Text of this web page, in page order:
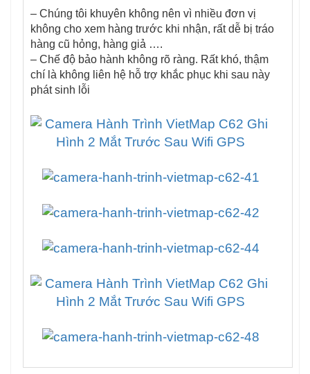
– Chúng tôi khuyên không nên vì nhiều đơn vị
không cho xem hàng trước khi nhận, rất dễ bị tráo
hàng cũ hỏng, hàng giả ….
– Chế độ bảo hành không rõ ràng. Rất khó, thậm
chí là không liên hệ hỗ trợ khắc phục khi sau này
phát sinh lỗi